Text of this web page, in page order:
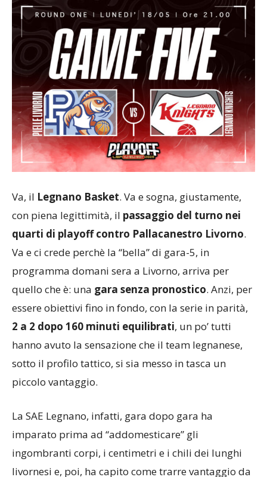
Va, il Legnano Basket. Va e sogna, giustamente,
con piena legittimità, il passaggio del turno nei
quarti di playoff contro Pallacanestro Livorno.
Va e ci crede perchè la “bella” di gara-5, in
programma domani sera a Livorno, arriva per
quello che è: una gara senza pronostico. Anzi, per
essere obiettivi fino in fondo, con la serie in parità,
2 a 2 dopo 160 minuti equilibrati, un po’ tutti
hanno avuto la sensazione che il team legnanese,
sotto il profilo tattico, si sia messo in tasca un
piccolo vantaggio.
La SAE Legnano, infatti, gara dopo gara ha
imparato prima ad “addomesticare” gli
ingombranti corpi, i centimetri e i chili dei lunghi
livornesi e, poi, ha capito come trarre vantaggio da